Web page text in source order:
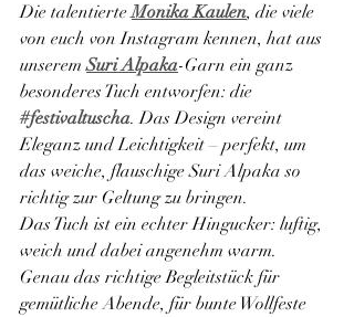
Die talentierte Monika Kaulen, die viele
von euch von Instagram kennen, hat aus
unserem Suri Alpaka-Garn ein ganz
besonderes Tuch entworfen: die
#festivaltuscha. Das Design vereint
Eleganz und Leichtigkeit – perfekt, um
das weiche, flauschige Suri Alpaka so
richtig zur Geltung zu bringen.
Das Tuch ist ein echter Hingucker: luftig,
weich und dabei angenehm warm.
Genau das richtige Begleitstück für
gemütliche Abende, für bunte Wollfeste